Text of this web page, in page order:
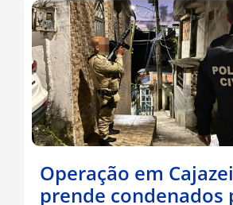
Operação em
prende condenados